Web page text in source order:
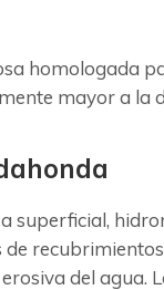
homologada
mayor a la
superficial,
del